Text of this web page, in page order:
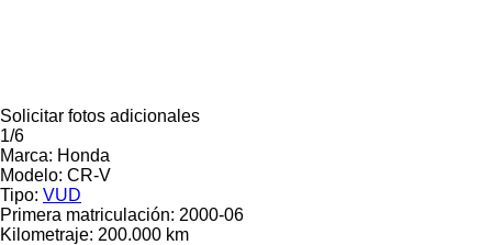
Solicitar fotos adicionales
1/6
Marca: Honda
Modelo: CR-V
Tipo: VUD
Primera matriculación: 2000-06
Kilometraje: 200.000 km